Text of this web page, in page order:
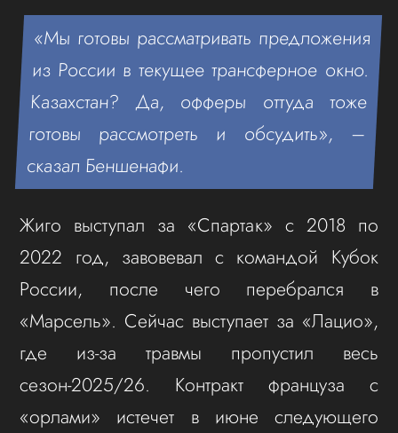
«Мы готовы рассматривать предложения
из России в текущее трансферное окно.
Казахстан? Да, офферы оттуда тоже
готовы рассмотреть и обсудить», –
сказал Беншенафи.
Жиго выступал за «Спартак» с 2018 по
2022 год, завовевал с командой Кубок
России, после чего перебрался в
«Марсель». Сейчас выступает за «Лацио»,
где из-за травмы пропустил весь
сезон-2025/26. Контракт француза с
«орлами» истечет в июне следующего